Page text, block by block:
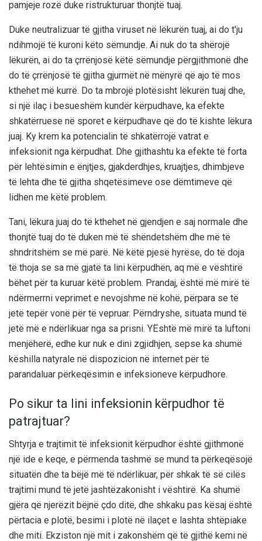
pamjeje rozë duke ristrukturuar thonjtë tuaj.
Duke neutralizuar të gjitha viruset në lëkurën tuaj, ai do t'ju
ndihmojë të kuroni këto sëmundje. Ai nuk do ta shërojë
lëkurën, ai do ta çrrënjosë këtë sëmundje përgjithmonë dhe
do të çrrënjosë të gjitha gjurmët në mënyrë që ajo të mos
kthehet më kurrë. Do ta mbrojë plotësisht lëkurën tuaj dhe,
si një ilaç i besueshëm kundër kërpudhave, ka efekte
shkatërruese në sporet e kërpudhave që do të kishte lëkura
juaj. Ky krem ​​ka potencialin të shkatërrojë vatrat e
infeksionit nga kërpudhat. Dhe gjithashtu ka efekte të forta
për lehtësimin e ënjtjes, gjakderdhjes, kruajtjes, dhimbjeve
të lehta dhe të gjitha shqetësimeve ose dëmtimeve që
lidhen me këtë problem.
Tani, lëkura juaj do të kthehet në gjendjen e saj normale dhe
thonjtë tuaj do të duken më të shëndetshëm dhe më të
shndritshëm se më parë. Në këtë pjesë hyrëse, do të doja
të thoja se sa më gjatë ta lini kërpudhën, aq më e vështirë
bëhet për ta kuruar këtë problem. Prandaj, është më mirë të
ndërmerrni veprimet e nevojshme në kohë, përpara se të
jetë tepër vonë për të vepruar. Përndryshe, situata mund të
jetë më e ndërlikuar nga sa prisni. YËshtë më mirë ta luftoni
menjëherë, edhe kur nuk e dini zgjidhjen, sepse ka shumë
këshilla natyrale në dispozicion në internet për të
parandaluar përkeqësimin e infeksioneve kërpudhore.
Po sikur ta lini infeksionin kërpudhor të
patrajtuar?
Shtyrja e trajtimit të infeksionit kërpudhor është gjithmonë
një ide e keqe, e përmenda tashmë se mund ta përkeqësojë
situatën dhe ta bëjë më të ndërlikuar, për shkak të së cilës
trajtimi mund të jetë jashtëzakonisht i vështirë. Ka shumë
gjëra që njerëzit bëjnë çdo ditë, dhe shkaku pas kësaj është
përtacia e plotë, besimi i plotë në ilaçet e lashta shtëpiake
dhe miti. Ekziston një mit i zakonshëm që të gjithë kemi në